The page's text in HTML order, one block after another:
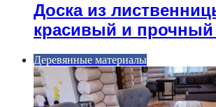
Доска из
красивый и прочный
Деревянные материалы